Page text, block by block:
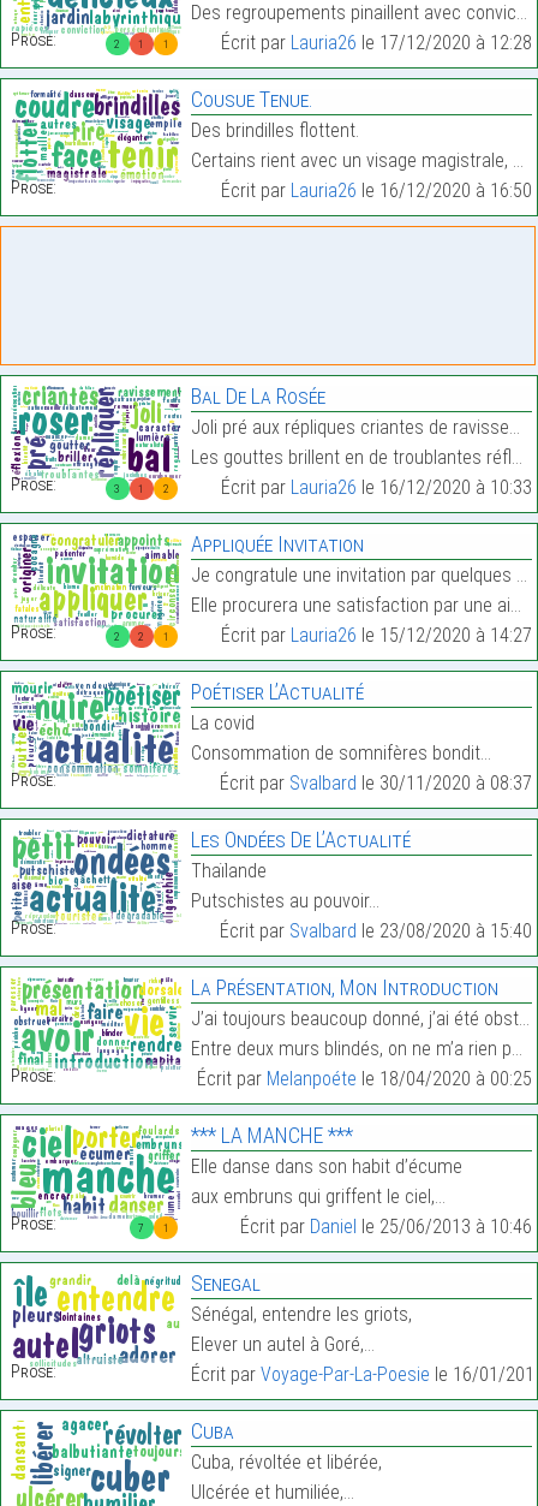
2 1 1
Prose:
Des regroupements pinaillent avec conviction.…
Écrit par Lauria26 le 17/12/2020 à 12:28
Prose:
Cousue Tenue.
Des brindilles flottent.
Certains rient avec un visage magistrale, en émoti…
Écrit par Lauria26 le 16/12/2020 à 16:50
3 1 2
Prose:
Bal De La Rosée
Joli pré aux répliques criantes de ravissement.
Les gouttes brillent en de troublantes réflexions.…
Écrit par Lauria26 le 16/12/2020 à 10:33
2 2 1
Prose:
Appliquée Invitation
Je congratule une invitation par quelques appoints
Elle procurera une satisfaction par une aimable na…
Écrit par Lauria26 le 15/12/2020 à 14:27
Prose:
Poétiser L’Actualité
La covid
Consommation de somnifères bondit…
Écrit par Svalbard le 30/11/2020 à 08:37
Prose:
Les Ondées De L’Actualité
Thaïlande
Putschistes au pouvoir…
Écrit par Svalbard le 23/08/2020 à 15:40
Prose:
La Présentation, Mon Introduction
J’ai toujours beaucoup donné, j’ai été obstrué par
Entre deux murs blindés, on ne m’a rien passé et ç…
Écrit par Melanpoéte le 18/04/2020 à 00:25
7 1
Prose:
*** LA MANCHE ***
Elle danse dans son habit d’écume
aux embruns qui griffent le ciel,…
Écrit par Daniel le 25/06/2013 à 10:46
Prose:
Senegal
Sénégal, entendre les griots,
Elever un autel à Goré,…
Écrit par Voyage-Par-La-Poesie le 16/01/
Cuba
Cuba, révoltée et libérée,
Ulcérée et humiliée,…